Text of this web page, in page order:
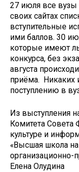
27 июля все вузы
своих сайтах
вступительные
ими баллов. 30
которые имеют
конкурса, без
августа
приёма. Никаких
поступлению в
Из выступления
Комитета Совета
культуре и
«Высшая школа
организационно-
Елена Олудина